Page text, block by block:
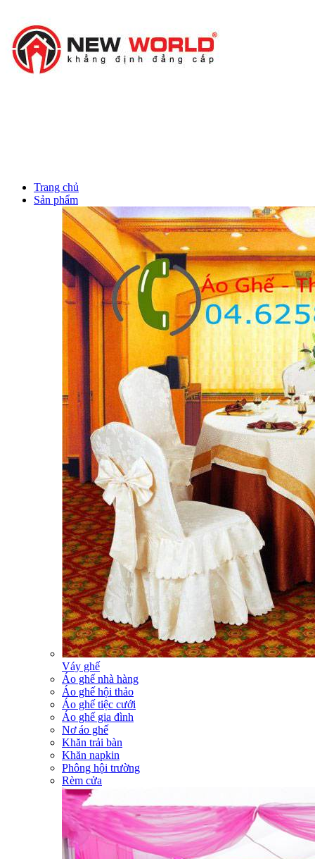
Trang chủ
Sản phẩm
Váy ghế
Áo ghế nhà hàng
Áo ghế hội thảo
Áo ghế tiệc cưới
Áo ghế gia đình
Nơ áo ghế
Khăn trải bàn
Khăn napkin
Phông hội trường
Rèm cửa